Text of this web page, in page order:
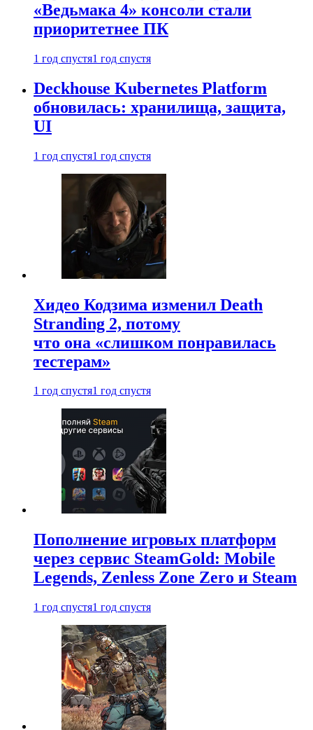
«Ведьмака 4» консоли стали
приоритетнее ПК
1 год спустя1 год спустя
Deckhouse Kubernetes Platform
обновилась: хранилища, защита,
UI
1 год спустя1 год спустя
Хидео Кодзима изменил Death
Stranding 2, потому
что она «слишком понравилась
тестерам»
1 год спустя1 год спустя
Пополнение игровых платформ
через сервис SteamGold: Mobile
Legends, Zenless Zone Zero и Steam
1 год спустя1 год спустя